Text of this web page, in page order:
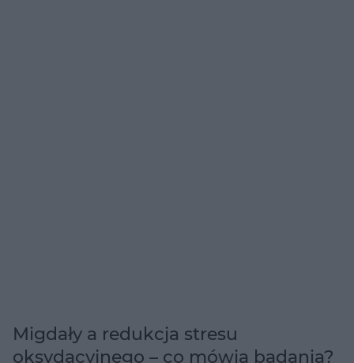
Migdały a redukcja stresu
oksydacyjnego – co mówią badania?